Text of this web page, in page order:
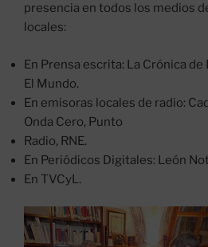
presencia en todos los medios
locales:
En Prensa escrita: La Crónica
El Mundo.
En emisoras locales de radio:
Onda Cero, Punto
Radio, RNE.
En Periódicos Digitales: León
En TVCyL.